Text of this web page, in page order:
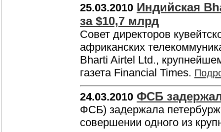
25.03.2010 Индийская
за $10,7 млрд
Совет директоров
африканских
Bharti Airtel Ltd.,
газета Financial Times.
24.03.2010 ФСБ
ФСБ) задержала
совершении одного из